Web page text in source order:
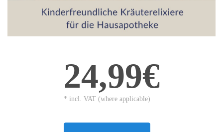
24,99€
* incl. VAT (where applicable)